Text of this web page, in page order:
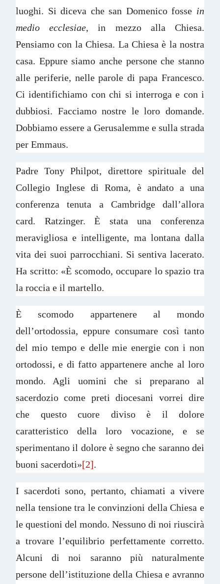
luoghi. Si diceva che san Domenico fosse in
medio ecclesiae, in mezzo alla Chiesa.
Pensiamo con la Chiesa. La Chiesa è la nostra
casa. Eppure siamo anche persone che stanno
alle periferie, nelle parole di papa Francesco.
Ci identifichiamo con chi si interroga e con i
dubbiosi. Facciamo nostre le loro domande.
Dobbiamo essere a Gerusalemme e sulla strada
per Emmaus.
Padre Tony Philpot, direttore spirituale del
Collegio Inglese di Roma, è andato a una
conferenza tenuta a Cambridge dall’allora
card. Ratzinger. È stata una conferenza
meravigliosa e intelligente, ma lontana dalla
vita dei suoi parrocchiani. Si sentiva lacerato.
Ha scritto: «È scomodo, occupare lo spazio tra
la roccia e il martello.
È scomodo appartenere al mondo
dell’ortodossia, eppure consumare così tanto
del mio tempo e delle mie energie con i non
ortodossi, e di fatto appartenere anche al loro
mondo. Agli uomini che si preparano al
sacerdozio come preti diocesani vorrei dire
che questo cuore diviso è il dolore
caratteristico della loro vocazione, e se
sperimentano il dolore è segno che saranno dei
buoni sacerdoti»[2].
I sacerdoti sono, pertanto, chiamati a vivere
nella tensione tra le convinzioni della Chiesa e
le questioni del mondo. Nessuno di noi riuscirà
a trovare l’equilibrio perfettamente corretto.
Alcuni di noi saranno più naturalmente
persone dell’istituzione della Chiesa e avranno